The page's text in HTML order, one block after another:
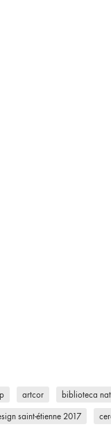
artcor biblioteca
saint-étienne 2017